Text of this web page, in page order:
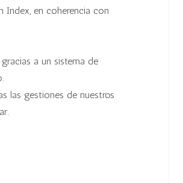
Index, en coherencia con
a un sistema de
las gestiones de nuestros